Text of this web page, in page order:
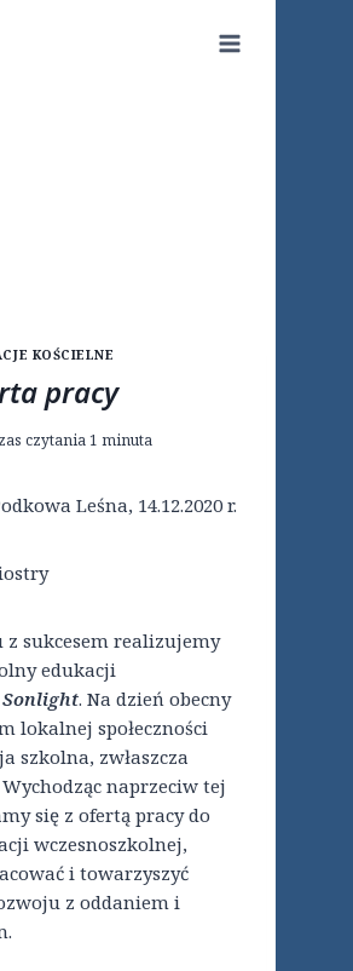
KOŚCIELNE
pracy
czytania1 minuta
Leśna, 14.12.2020 r.
sukcesem realizujemy
edukacji
Sonlight. Na dzień obecny
lokalnej społeczności
szkolna, zwłaszcza
naprzeciw tej
się z ofertą pracy do
wczesnoszkolnej,
i towarzyszyć
z oddaniem i